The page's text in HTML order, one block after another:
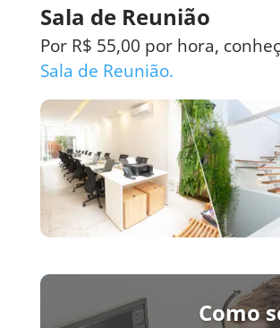
Sala de Reunião
Por R$ 55,00 por hora,
Sala de Reunião.
Como